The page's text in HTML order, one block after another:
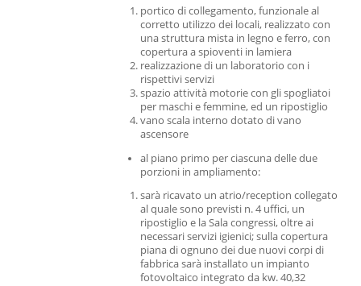
portico di collegamento, funzionale al
corretto utilizzo dei locali, realizzato con
una struttura mista in legno e ferro, con
copertura a spioventi in lamiera
realizzazione di un laboratorio con i
rispettivi servizi
spazio attività motorie con gli spogliatoi
per maschi e femmine, ed un ripostiglio
vano scala interno dotato di vano
ascensore
al piano primo per ciascuna delle due
porzioni in ampliamento:
sarà ricavato un atrio/reception collegato
al quale sono previsti n. 4 uffici, un
ripostiglio e la Sala congressi, oltre ai
necessari servizi igienici; sulla copertura
piana di ognuno dei due nuovi corpi di
fabbrica sarà installato un impianto
fotovoltaico integrato da kw. 40,32